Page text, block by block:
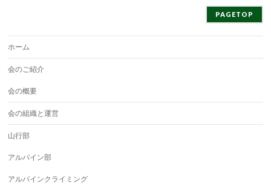
PAGETOP
ホーム
会のご紹介
会の概要
会の組織と運営
山行部
アルパイン部
アルパインクライミング